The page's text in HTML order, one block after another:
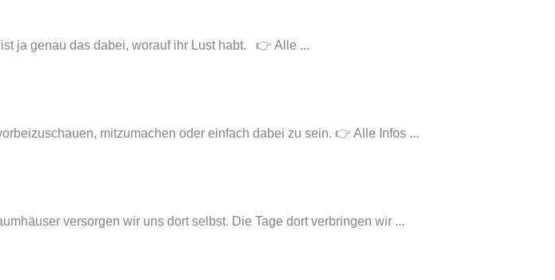
ja genau das dabei, worauf ihr Lust habt. 👉 Alle ...
mitzumachen oder einfach dabei zu sein. 👉 Alle Infos ...
versorgen wir uns dort selbst. Die Tage dort verbringen wir ...